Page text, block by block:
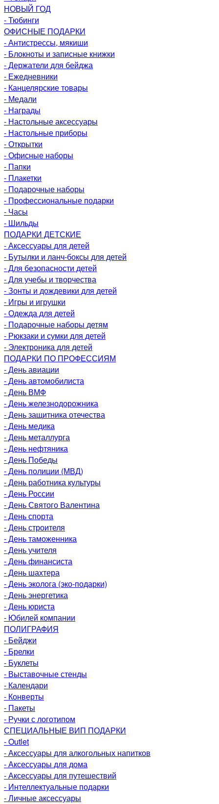
НОВЫЙ ГОД
- Тюбинги
ОФИСНЫЕ ПОДАРКИ
- Антистрессы, мякиши
- Блокноты и записные книжки
- Держатели для бейджа
- Ежедневники
- Канцелярские товары
- Медали
- Награды
- Настольные аксессуары
- Настольные приборы
- Открытки
- Офисные наборы
- Папки
- Плакетки
- Подарочные наборы
- Профессиональные подарки
- Часы
- Шильды
ПОДАРКИ ДЕТСКИЕ
- Аксессуары для детей
- Бутылки и ланч-боксы для детей
- Для безопасности детей
- Для учебы и творчества
- Зонты и дождевики для детей
- Игры и игрушки
- Одежда для детей
- Подарочные наборы детям
- Рюкзаки и сумки для детей
- Электроника для детей
ПОДАРКИ ПО ПРОФЕССИЯМ
- День авиации
- День автомобилиста
- День ВМФ
- День железнодорожника
- День защитника отечества
- День медика
- День металлурга
- День нефтяника
- День Победы
- День полиции (МВД)
- День работника культуры
- День России
- День Святого Валентина
- День спорта
- День строителя
- День таможенника
- День учителя
- День финансиста
- День шахтера
- День эколога (эко-подарки)
- День энергетика
- День юриста
- Юбилей компании
ПОЛИГРАФИЯ
- Бейджи
- Брелки
- Буклеты
- Выставочные стенды
- Календари
- Конверты
- Пакеты
- Ручки с логотипом
СПЕЦИАЛЬНЫЕ ВИП ПОДАРКИ
- Outlet
- Аксессуары для алкогольных напитков
- Аксессуары для дома
- Аксессуары для путешествий
- Интеллектуальные подарки
- Личные аксессуары